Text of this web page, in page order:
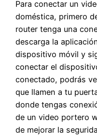
cámara incluye un
megapíxeles con
150°. La visión
garantiza
oscuridad.
Resistente y
con certificación
resiste la
placa con nombre
visitas a identificar
Para conectar un
doméstica, primero
router tenga una
descarga la
dispositivo móvil y
conectar el
conectado, podrás
que llamen a tu
donde tengas
de un video portero
de mejorar la